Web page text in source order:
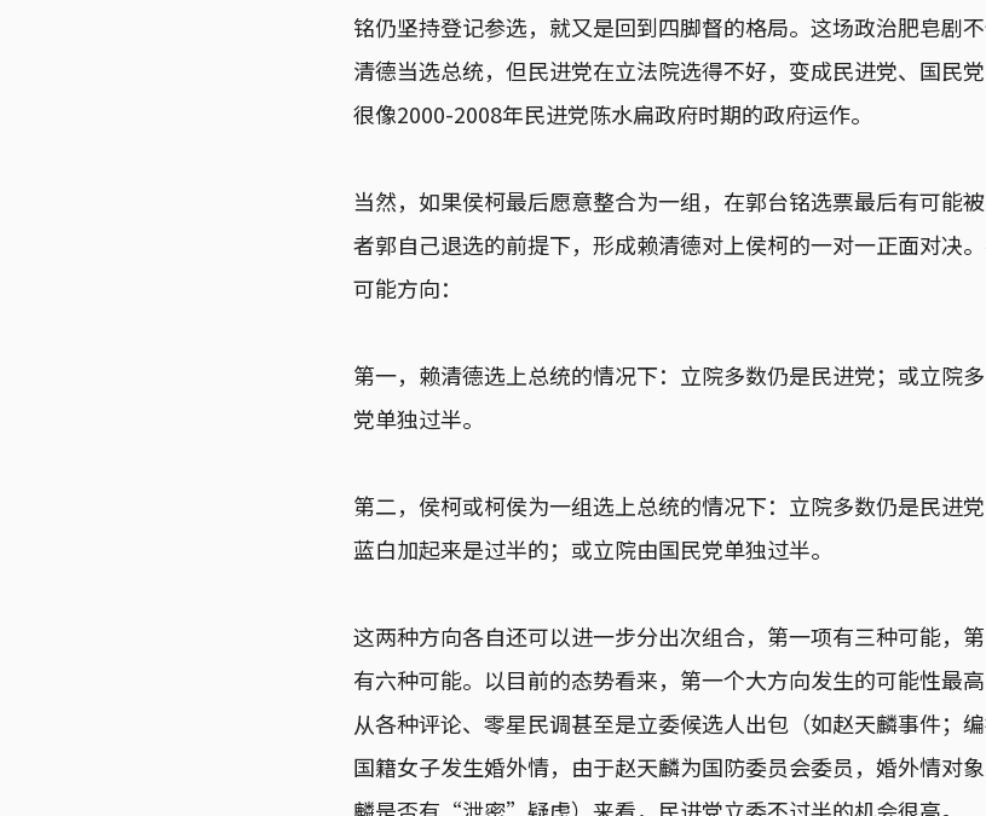
铭仍坚持登记参选，就又是回到四脚督的格局。这场政治肥皂剧
清德当选总统，但民进党在立法院选得不好，变成民进党、国民
很像2000-2008年民进党陈水扁政府时期的政府运作。
当然，如果侯柯最后愿意整合为一组，在郭台铭选票最后有可能
者郭自己退选的前提下，形成赖清德对上侯柯的一对一正面对决
可能方向：
第一，赖清德选上总统的情况下：立院多数仍是民进党；或立院
党单独过半。
第二，侯柯或柯侯为一组选上总统的情况下：立院多数仍是民进
蓝白加起来是过半的；或立院由国民党单独过半。
这两种方向各自还可以进一步分出次组合，第一项有三种可能，
有六种可能。以目前的态势看来，第一个大方向发生的可能性最
从各种评论、零星民调甚至是立委候选人出包（如赵天麟事件；
国籍女子发生婚外情，由于赵天麟为国防委员会委员，婚外情对